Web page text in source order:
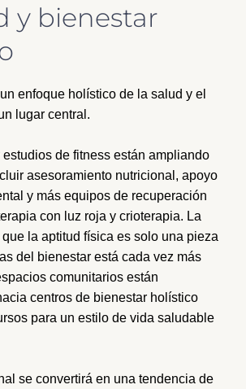
y bienestar
enfoque holístico de la salud y el
lugar central.
estudios de fitness están ampliando
asesoramiento nutricional, apoyo
y más equipos de recuperación
con luz roja y crioterapia. La
la aptitud física es solo una pieza
del bienestar está cada vez más
comunitarios están
centros de bienestar holístico
para un estilo de vida saludable
se convertirá en una tendencia de